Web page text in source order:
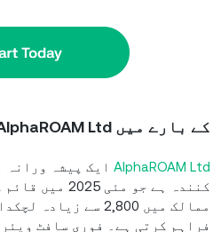
کے بارے میں Ltd
AlphaROAM Ltd
ممالک میں 2,800 سے
فراہم کرتی ہے۔ فوری سافٹ